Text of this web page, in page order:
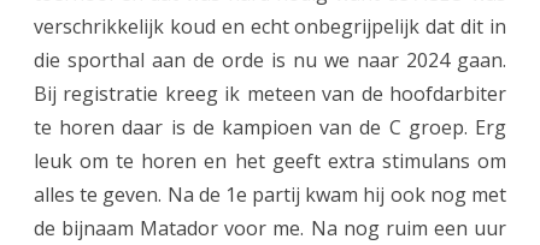
a
l
F
verschrikkelijk koud en echt onbegrijpelijk dat dit in
die sporthal aan de orde is nu we naar 2024 gaan.
Bij registratie kreeg ik meteen van de hoofdarbiter
te horen daar is de kampioen van de C groep. Erg
leuk om te horen en het geeft extra stimulans om
alles te geven. Na de 1e partij kwam hij ook nog met
de bijnaam Matador voor me. Na nog ruim een uur